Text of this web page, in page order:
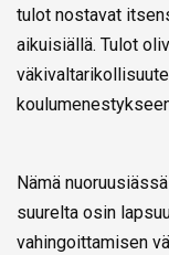
tulot nostavat
aikuisiällä. Tulot
Nämä
suurelta osin
vahingoittamisen